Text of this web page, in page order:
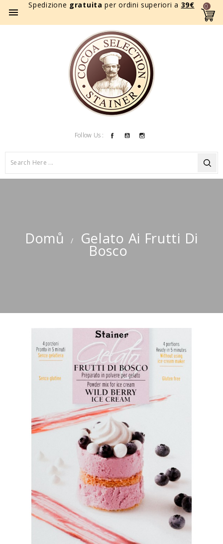
Spedizione gratuita per ordini superiori a 39€

0
Follow Us : FacebookYouTube
Domů Gelato Ai Frutti Di
Bosco